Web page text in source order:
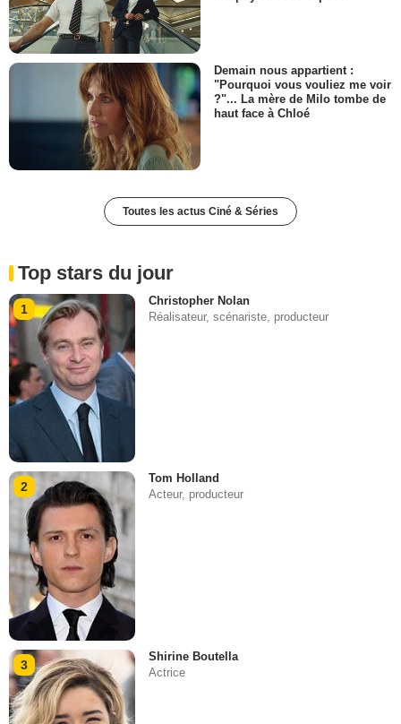
Demain nous appartient :
"Pourquoi vous vouliez me voir
?"... La mère de Milo tombe de
haut face à Chloé
Toutes les actus Ciné & Séries
Top stars du jour
1
Christopher Nolan
Réalisateur, scénariste, producteur
2
Tom Holland
Acteur, producteur
3
Shirine Boutella
Actrice